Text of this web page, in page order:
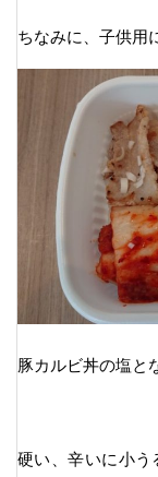
ちなみに、子供用
豚カルビ丼の塩と
硬い、辛いに小う